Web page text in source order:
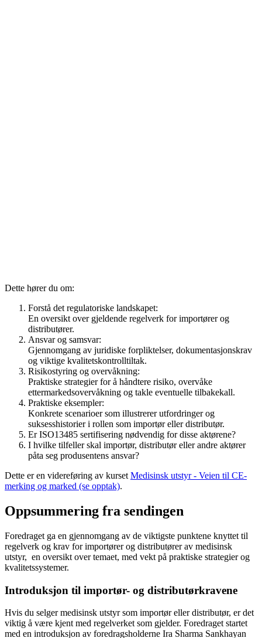
Dette hører du om:
Forstå det regulatoriske landskapet:
En oversikt over gjeldende regelverk for importører og
distributører.
Ansvar og samsvar:
Gjennomgang av juridiske forpliktelser, dokumentasjonskrav
og viktige kvalitetskontrolltiltak.
Risikostyring og overvåkning:
Praktiske strategier for å håndtere risiko, overvåke
ettermarkedsovervåkning og takle eventuelle tilbakekall.
Praktiske eksempler:
Konkrete scenarioer som illustrerer utfordringer og
suksesshistorier i rollen som importør eller distributør.
Er ISO13485 sertifisering nødvendig for disse aktørene?
I hvilke tilfeller skal importør, distributør eller andre aktører
påta seg produsentens ansvar?
Dette er en videreføring av kurset Medisinsk utstyr - Veien til CE-
merking og marked (se opptak).
Oppsummering fra sendingen
Foredraget ga en gjennomgang av de viktigste punktene knyttet til
regelverk og krav for importører og distributører av medisinsk
utstyr, en oversikt over temaet, med vekt på praktiske strategier og
kvalitetssystemer.
Introduksjon til importør- og distributørkravene
Hvis du selger medisinsk utstyr som importør eller distributør, er det
viktig å være kjent med regelverket som gjelder. Foredraget startet
med en introduksjon av foredragsholderne Ira Sharma Sankhayan